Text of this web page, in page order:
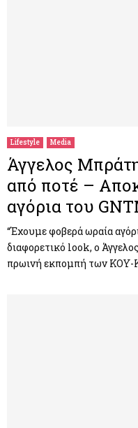
Lifestyle Media
Άγγελος
από ποτέ –
αγόρια του
“Έχουμε φοβερά ωραία
διαφορετικό look, ο
πρωινή εκπομπή των ΚΟΥ-